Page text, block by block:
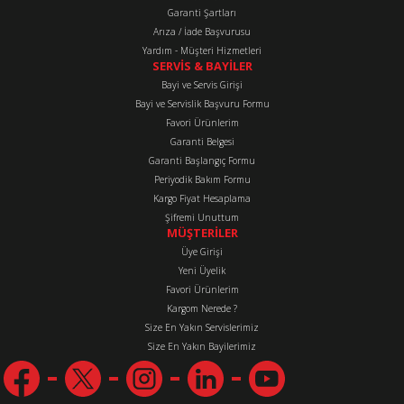
Bu ürüne benzer farklı alternatifler olmalı.
Gönder
Garanti Şartları
Arıza / İade Başvurusu
Yardım - Müşteri Hizmetleri
SERVİS & BAYİLER
Bayi ve Servis Girişi
Bayi ve Servislik Başvuru Formu
Favori Ürünlerim
Garanti Belgesi
Garanti Başlangıç Formu
Periyodik Bakım Formu
Kargo Fiyat Hesaplama
Şifremi Unuttum
MÜŞTERİLER
Üye Girişi
Yeni Üyelik
Favori Ürünlerim
Kargom Nerede ?
Size En Yakın Servislerimiz
Size En Yakın Bayilerimiz